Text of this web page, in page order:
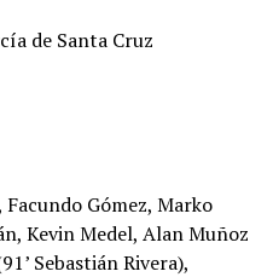
de Santa Cruz
Gómez, Marko
Kevin Medel, Alan Muñoz
Sebastián Rivera),